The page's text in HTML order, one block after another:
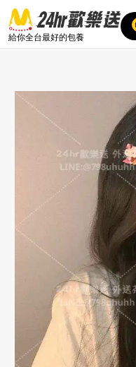
給你全台最好的包養